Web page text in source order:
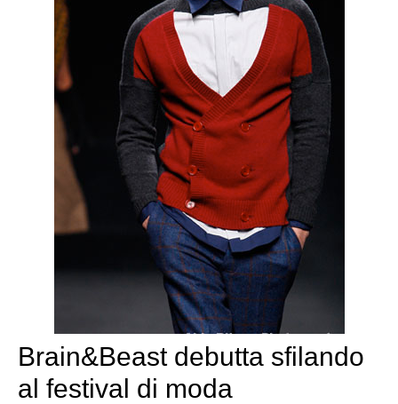
Brain&Beast debutta sfilando
al festival di moda